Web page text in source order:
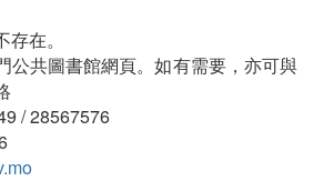
在。
公共圖書館網頁。如有需要，亦可與
/ 28567576